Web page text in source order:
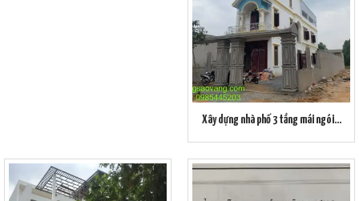
Xây dựng nhà phố 3 tầng mái ngói...